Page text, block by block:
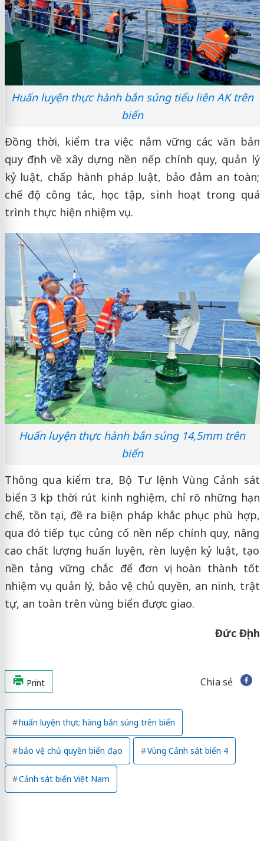
Huấn luyện thực hành bắn súng tiểu liên AK trên
biển
Đồng thời, kiểm tra việc nắm vững các văn bản
quy định về xây dựng nền nếp chính quy, quản lý
kỷ luật, chấp hành pháp luật, bảo đảm an toàn;
chế độ công tác, học tập, sinh hoạt trong quá
trình thực hiện nhiệm vụ.
Huấn luyện thực hành bắn súng 14,5mm trên
biển
Thông qua kiểm tra, Bộ Tư lệnh Vùng Cảnh sát
biển 3 kịp thời rút kinh nghiệm, chỉ rõ những hạn
chế, tồn tại, đề ra biện pháp khắc phục phù hợp,
qua đó tiếp tục củng cố nền nếp chính quy, nâng
cao chất lượng huấn luyện, rèn luyện kỷ luật, tạo
nền tảng vững chắc để đơn vị hoàn thành tốt
nhiệm vụ quản lý, bảo vệ chủ quyền, an ninh, trật
tự, an toàn trên vùng biển được giao.
Đức Định
Print Chia sẻ
huấn luyện thực hàng bắn súng trên biển
bảo vệ chủ quyền biển đạo Vùng Cảnh sát biển 4
Cảnh sát biển Việt Nam